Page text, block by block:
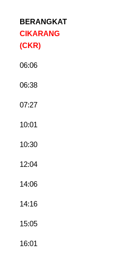
BERANGKAT
CIKARANG
(CKR)
06:06
06:38
07:27
10:01
10:30
12:04
14:06
14:16
15:05
16:01